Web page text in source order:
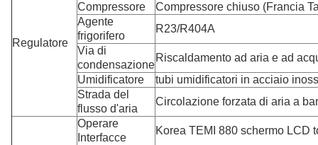
Regulatore
Compressore
Compressore chiuso (Francia
Agente
frigorifero
R23/R404A
Via di
condensazione
Riscaldamento ad aria e ad
Umidificatore
tubi umidificatori in acciaio
Strada del
flusso d'aria
Circolazione forzata di aria a
Operare
Interfacce
Korea TEMI 880 schermo LCD